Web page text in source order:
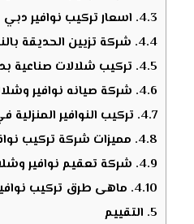
4.3. اسعار تركيب نوافير دبي
4.4. شركة تزيين الحديقة
4.5. تركيب شلالات صناعية
4.6. شركة صيانه نوافير
4.7. تركيب النوافير المنزلية
4.8. مميزات شركة تركيب
4.9. شركة تعقيم نوافير
4.10. ماهى طرق تركيب
5. التقييم